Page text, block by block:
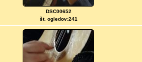
DSC00652
št. ogledov:241